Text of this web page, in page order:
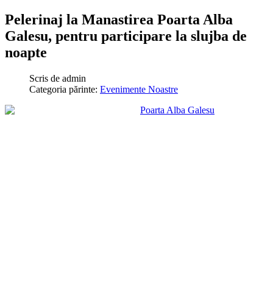
Pelerinaj la Manastirea Poarta Alba
Galesu, pentru participare la slujba de
noapte
Scris de admin
Categoria părinte: Evenimente Noastre